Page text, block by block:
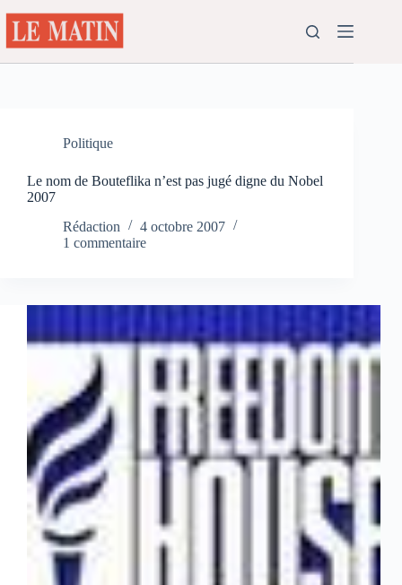
au
contenu
Politique
Le nom de Bouteflika n’est pas jugé digne du Nobel
2007
Rédaction
4 octobre 2007
1 commentaire